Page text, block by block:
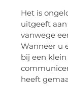
Het is
uitgeeft
vanwege
Wanneer u
bij een
heeft